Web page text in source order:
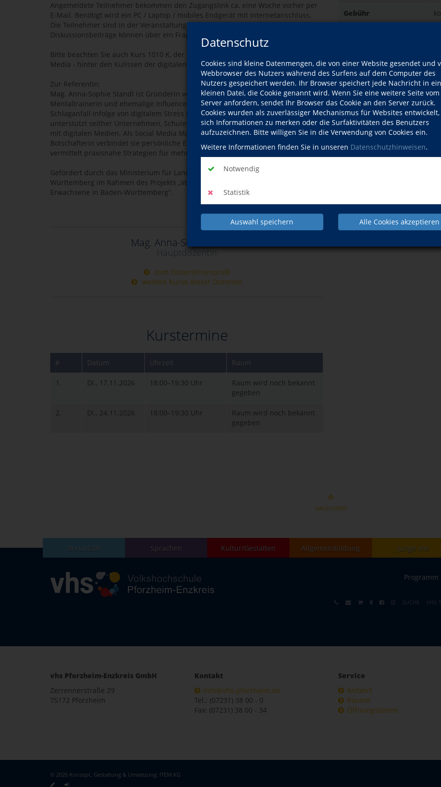
Datenschutz
Cookies sind kleine Datenmengen, die von einer Website gesendet und
Webbrowser des Nutzers während des Surfens auf dem Computer des
Nutzers gespeichert werden. Ihr Browser speichert jede Nachricht in
kleinen Datei, die Cookie genannt wird. Wenn Sie eine weitere Seite vom
Server anfordern, sendet Ihr Browser das Cookie an den Server zurück.
Cookies wurden als zuverlässiger Mechanismus für Websites
sich Informationen zu merken oder die Surfaktivitäten des Benutzers
aufzuzeichnen. Bitte willigen Sie in die Verwendung von Cookies ein.
Weitere Informationen finden Sie in unseren Datenschutzhinweisen.
Notwendig
Statistik
Auswahl speichern Alle Cookies akzeptieren
Gebühr
Kursdetails drucken
Kurs weiterempfehlen
Facebook E-Mail
Angemeldete Teilnehmer bekommen den Zugangslink ca. eine Woche vorher per
E-Mail. Benötigt wird ein PC / Laptop / mobiles Endgerät mit Internetanschluss.
Die Teilnehmer sind in der Veranstaltung nicht sichtbar und hörbar. Fragen und
Diskussionsbeiträge können über ein Fragetool gestellt werden.
Bitte beachten Sie auch Kurs 1010 K, der ebenfalls zur Online-Reihe "Inside Social
Media - hinter den Kulissen der digitalen Welt" gehört.
Zur Referentin:
Mag. Anna-Sophie Standl ist Gründerin von dis-connect.me, diplomierte
Mentaltrainerin und ehemalige Influencerin (Totally Anna). Nach einem
Schlaganfall infolge von digitalem Stress richtete sie ihr Leben neu aus und
unterstützt seither Unternehmen, Schulen und Familien beim gesunden Umgang
mit digitalen Medien. Als Social Media Managerin, Autorin und Safer Internet-
Botschafterin verbindet sie persönliche Erfahrungen mit fundierter Expertise und
vermittelt praxisnahe Strategien für mehr digitale Balance.
Gefördert durch das Ministerium für Landesentwicklung und Wohnen Baden-
Württemberg im Rahmen des Projekts „Verbraucherbildung für Familien und
Erwachsene in Baden-Württemberg“.
Mag. Anna-Sophie Standl
Hauptdozentin
zum Dozentinnenprofil
weitere Kurse dieser Dozentin
Kurstermine
# Datum Uhrzeit Raum
1. Di., 17.11.2026 18:00–19:30 Uhr
Raum wird noch bekannt
gegeben
2. Di., 24.11.2026 18:00–19:30 Uhr
Raum wird noch bekannt
gegeben
NACH OBEN
Beruf/EDV Sprachen Kultur/Gestalten Allgemeinbildung junge vhs
Programm
SUCHE VHS-
vhs Pforzheim-Enzkreis GmbH
Zerrennerstraße 29
75172 Pforzheim
Kontakt
info@vhs-pforzheim.de
Tel.: (07231) 38 00 - 0
Fax: (07231) 38 00 - 34
Service
Anfahrt
Räume
Öffnungszeiten
© 2026 Konzept, Gestaltung & Umsetzung: ITEM KG